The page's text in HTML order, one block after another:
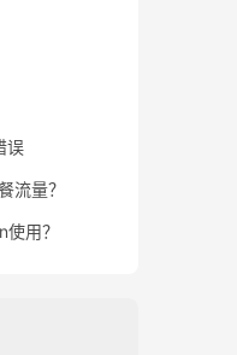
误
流量？
用？